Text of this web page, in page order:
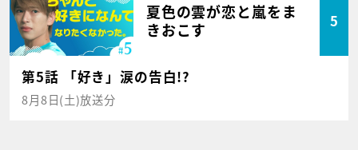
夏色の雲が恋と嵐をま
きおこす
5
第5話 「好き」涙の告白!?
8月8日(土)放送分